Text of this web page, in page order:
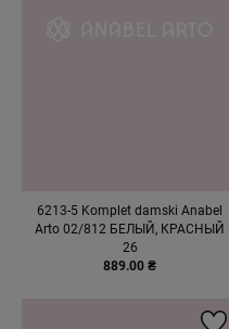
6213-5 Komplet damski Anabel
Arto 02/812 БЕЛЫЙ, КРАСНЫЙ
26
889.00 ₴